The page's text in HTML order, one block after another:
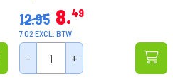
12.95 8 49
7.02 EXCL. BTW
- +